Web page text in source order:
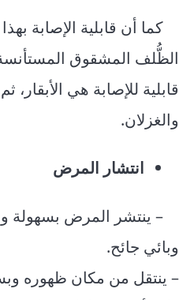
كما أن قابلية الإصابة
الظُّلف المشقوق المستأنسة
قابلية للإصابة هي الأبقار،
والغزلان.
انتشار المرض
– ينتشر المرض بسهولة
وبائي جائح.
– ينتقل من مكان ظهوره